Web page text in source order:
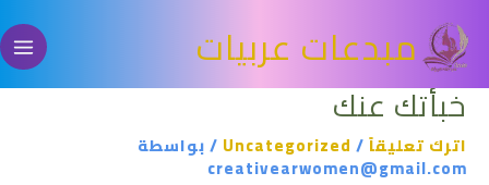
إلى
المحتوىمبدعات عربيات
خبأتك عنك
اترك تعليقاً/
Uncategorized / بواسطة
creativearwomen@gmail.com